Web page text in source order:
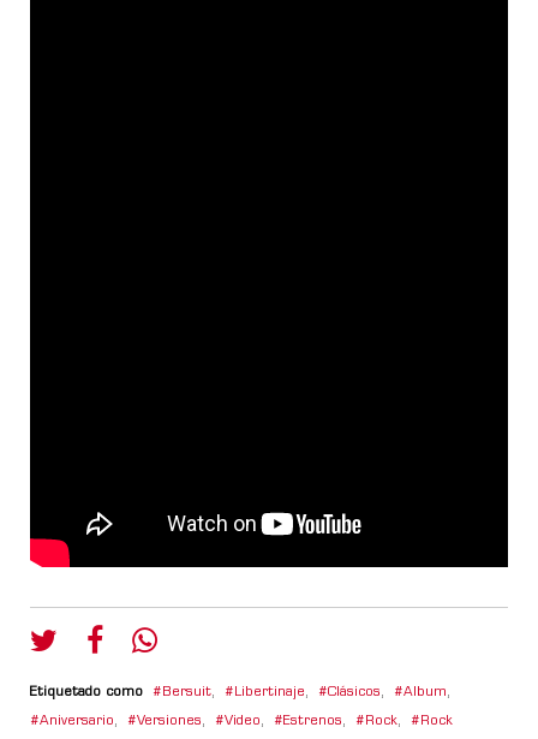
Etiquetado como Bersuit, Libertinaje, Clásicos, Album,
Aniversario, Versiones, Video, Estrenos, Rock, Rock